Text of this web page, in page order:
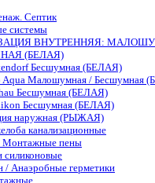
Септик
системы
ВНУТРЕННЯЯ:
(БЕЛАЯ)
Бесшумная (БЕЛАЯ)
Aqua Малошумная / Бесшумная
Бесшумная (БЕЛАЯ)
Бесшумная (БЕЛАЯ)
наружная (РЫЖАЯ)
канализационные
Монтажные пены
силиконовые
/ Анаэробные герметики